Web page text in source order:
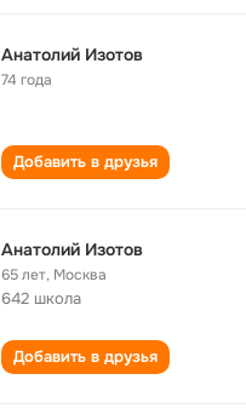
Анатолий Изотов
74 года
Добавить в друзья
Анатолий Изотов
65 лет, Москва
642 школа
Добавить в друзья